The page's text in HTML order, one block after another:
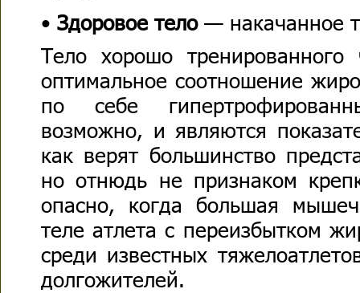
• Здоровое тело— накачанное
Тело хорошо
оптимальное соотношение
по себе
возможно, и являются
как верят большинство
но отнюдь не признаком
опасно, когда большая
теле атлета с переизбытком
среди известных
долгожителей.